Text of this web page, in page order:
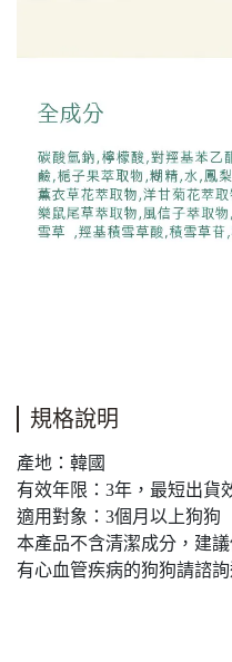
規格說明
產地：韓國
有效年限：3年，最短出貨
適用對象：3個月以上狗狗
本產品不含清潔成分，建
有心血管疾病的狗狗請諮